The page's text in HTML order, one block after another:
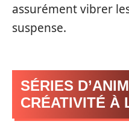
assurément vibrer
suspense.
SÉRIES
CRÉATIVITÉ À